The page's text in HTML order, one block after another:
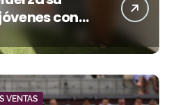
con
euro
VENTAS